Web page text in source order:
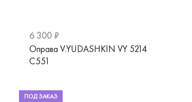
6 300 ₽
Оправа V.YUDASHKIN VY 5214
C551
ПОД ЗАКАЗ